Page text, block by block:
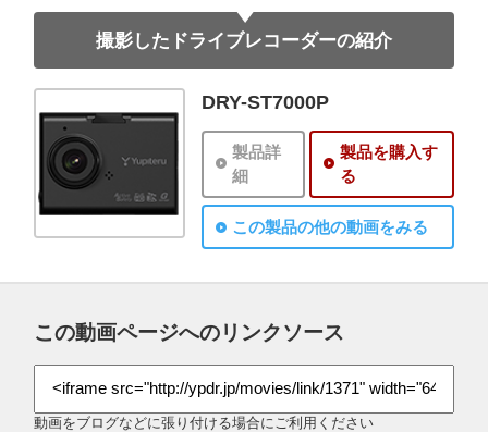
撮影したドライブレコーダーの紹介
DRY-ST7000P
製品詳
細
製品を購入す
る
この製品の他の動画をみる
この動画ページへのリンクソース
動画をブログなどに張り付ける場合にご利用ください